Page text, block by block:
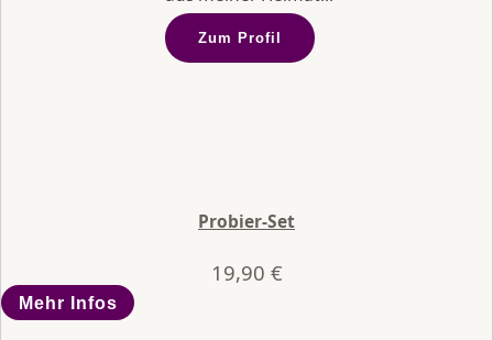
Zum Profil
Probier-Set
19,90 €
Mehr Infos